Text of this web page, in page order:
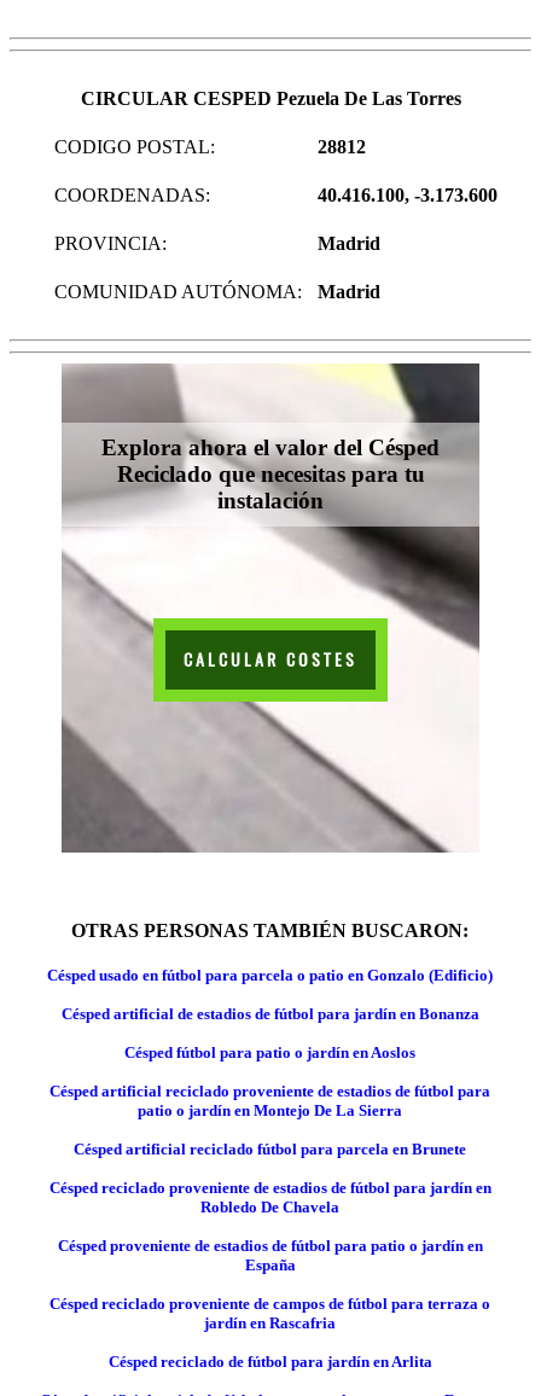
CIRCULAR CESPED Pezuela De Las Torres
CODIGO POSTAL: 28812
COORDENADAS: 40.416.100, -3.173.600
PROVINCIA: Madrid
COMUNIDAD AUTÓNOMA: Madrid
Explora ahora el valor del Césped
Reciclado que necesitas para tu
instalación
CALCULAR COSTES
OTRAS PERSONAS TAMBIÉN BUSCARON:
Césped usado en fútbol para parcela o patio en Gonzalo (Edificio)
Césped artificial de estadios de fútbol para jardín en Bonanza
Césped fútbol para patio o jardín en Aoslos
Césped artificial reciclado proveniente de estadios de fútbol para
patio o jardín en Montejo De La Sierra
Césped artificial reciclado fútbol para parcela en Brunete
Césped reciclado proveniente de estadios de fútbol para jardín en
Robledo De Chavela
Césped proveniente de estadios de fútbol para patio o jardín en
España
Césped reciclado proveniente de campos de fútbol para terraza o
jardín en Rascafria
Césped reciclado de fútbol para jardín en Arlita